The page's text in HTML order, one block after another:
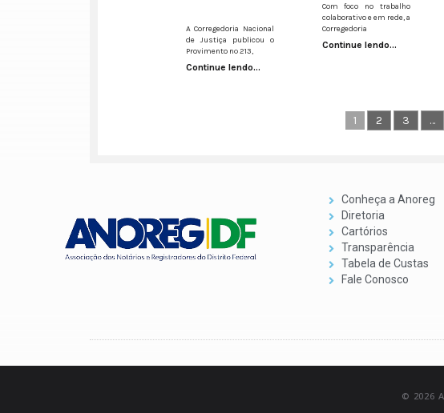
A Corregedoria Nacional
de Justiça publicou o
Provimento nº 213,
Continue lendo...
Com foco no trabalho
colaborativo e em rede, a
Corregedoria
Continue lendo...
1 2 3 …
Conheça a Anoreg
Diretoria
Cartórios
Transparência
Tabela de Custas
Fale Conosco
© 2026